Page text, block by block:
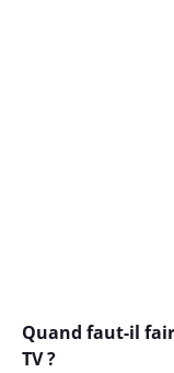
Quand faut-il
TV ?